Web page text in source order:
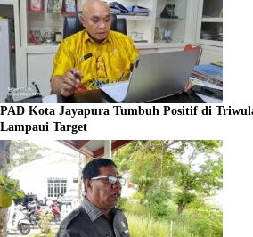
PAD Kota Jayapura Tumbuh Positif di
Lampaui Target